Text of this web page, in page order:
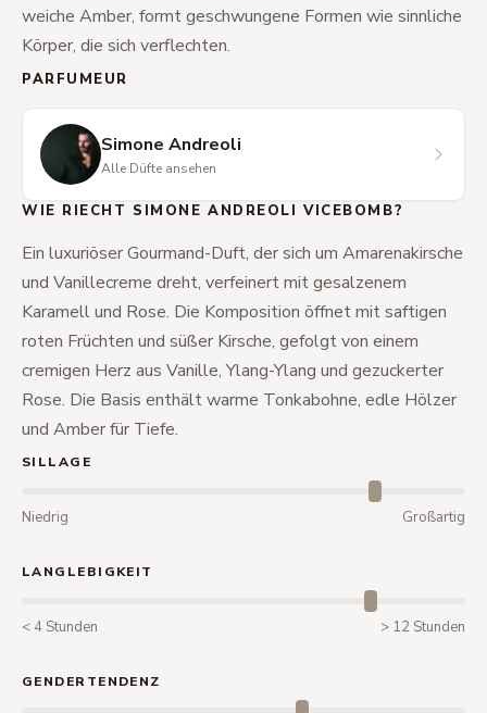
weiche Amber, formt geschwungene Formen wie sinnliche
Körper, die sich verflechten.
PARFUMEUR
Simone Andreoli
Alle Düfte ansehen
WIE RIECHT SIMONE ANDREOLI VICEBOMB?
Ein luxuriöser Gourmand-Duft, der sich um Amarenakirsche
und Vanillecreme dreht, verfeinert mit gesalzenem
Karamell und Rose. Die Komposition öffnet mit saftigen
roten Früchten und süßer Kirsche, gefolgt von einem
cremigen Herz aus Vanille, Ylang-Ylang und gezuckerter
Rose. Die Basis enthält warme Tonkabohne, edle Hölzer
und Amber für Tiefe.
SILLAGE
Niedrig Großartig
LANGLEBIGKEIT
< 4 Stunden > 12 Stunden
GENDERTENDENZ